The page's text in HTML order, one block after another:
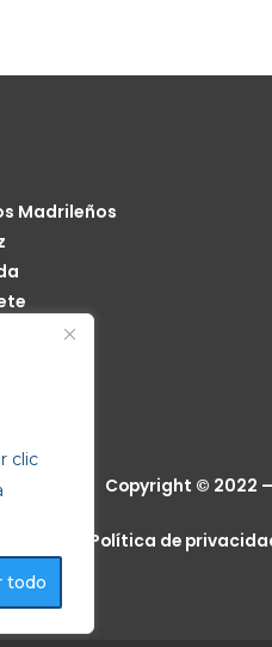
clic
todo
Madrileños
Copyright © 2022
Política de